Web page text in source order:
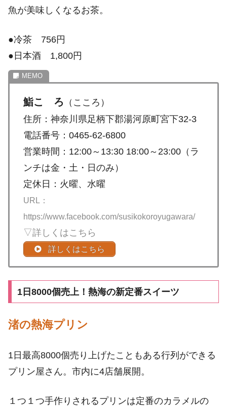
魚が美味しくなるお茶。
●冷茶 756円
●日本酒 1,800円
鮨こゝろ （こころ）
住所：神奈川県足柄下郡湯河原町宮下32-3
電話番号：0465-62-6800
営業時間：12:00～13:30 18:00～23:00（ラ
ンチは金・土・日のみ）
定休日：火曜、水曜
URL：
https://www.facebook.com/susikokoroyugawara/
▽詳しくはこちら
詳しくはこちら
1日8000個売上！熱海の新定番スイーツ
渚の熱海プリン
1日最高8000個売り上げたこともある行列ができる
プリン屋さん。市内に4店舗展開。
１つ１つ手作りされるプリンは定番のカラメルの